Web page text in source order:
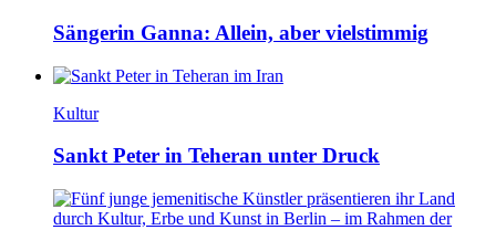
Sängerin Ganna: Allein, aber vielstimmig
Kultur
Sankt Peter in Teheran unter Druck